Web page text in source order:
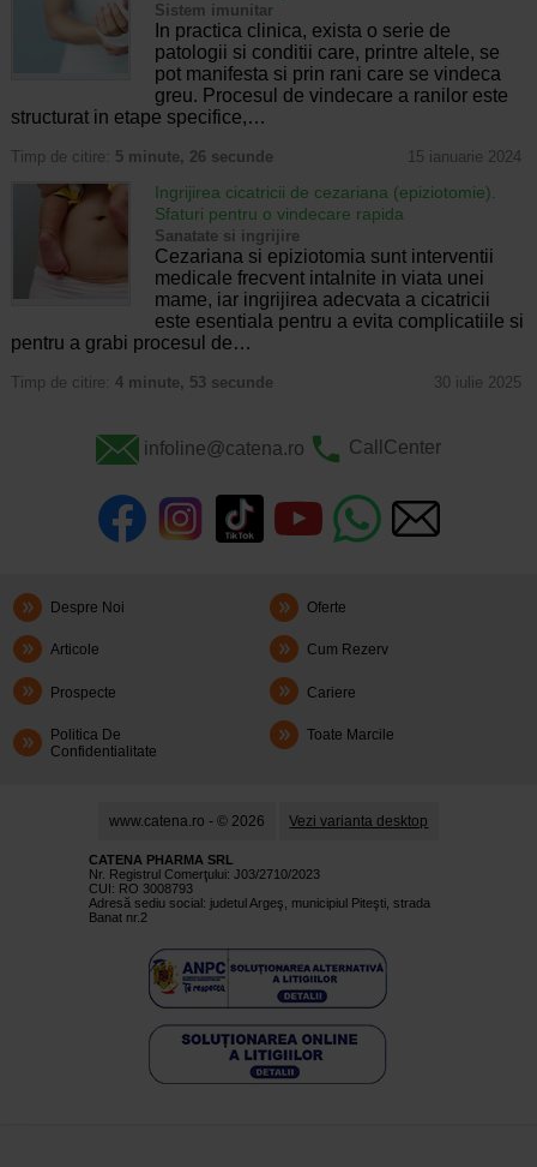
Sistem imunitar
In practica clinica, exista o serie de
patologii si conditii care, printre altele, se
pot manifesta si prin rani care se vindeca
greu. Procesul de vindecare a ranilor este
structurat in etape specifice,…
Timp de citire: 5 minute, 26 secunde 15 ianuarie 2024
Ingrijirea cicatricii de cezariana (epiziotomie).
Sfaturi pentru o vindecare rapida
Sanatate si ingrijire
Cezariana si epiziotomia sunt interventii
medicale frecvent intalnite in viata unei
mame, iar ingrijirea adecvata a cicatricii
este esentiala pentru a evita complicatiile si
pentru a grabi procesul de…
Timp de citire: 4 minute, 53 secunde 30 iulie 2025
infoline@catena.ro CallCenter
Despre Noi Oferte
Articole Cum Rezerv
Prospecte Cariere
Politica De
Confidentialitate
Toate Marcile
www.catena.ro - © 2026 Vezi varianta desktop
CATENA PHARMA SRL
Nr. Registrul Comerţului: J03/2710/2023
CUI: RO 3008793
Adresă sediu social: judetul Argeş, municipiul Piteşti, strada
Banat nr.2